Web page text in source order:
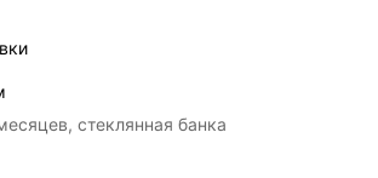
стеклянная банка